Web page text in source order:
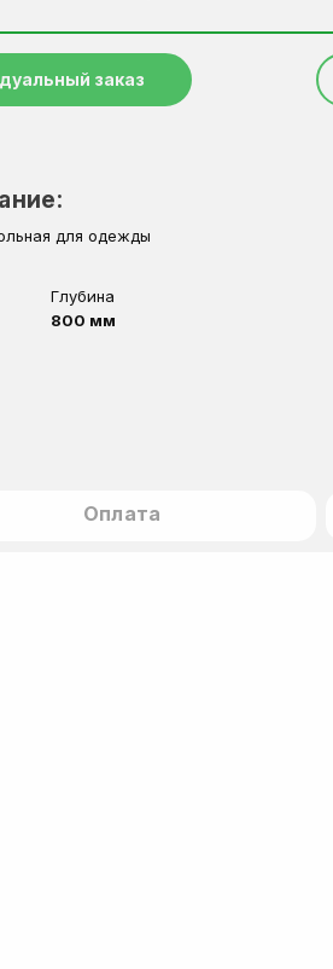
заказ
для одежды
Глубина
800 мм
Оплата